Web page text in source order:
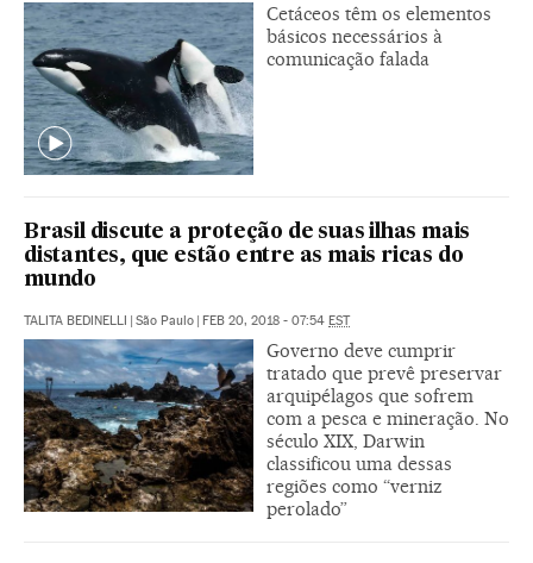
Cetáceos têm os elementos
básicos necessários à
comunicação falada
Brasil discute a proteção de suas ilhas mais
distantes, que estão entre as mais ricas do
mundo
TALITA BEDINELLI | São Paulo | FEB 20, 2018 - 07:54 EST
Governo deve cumprir
tratado que prevê preservar
arquipélagos que sofrem
com a pesca e mineração. No
século XIX, Darwin
classificou uma dessas
regiões como “verniz
perolado”